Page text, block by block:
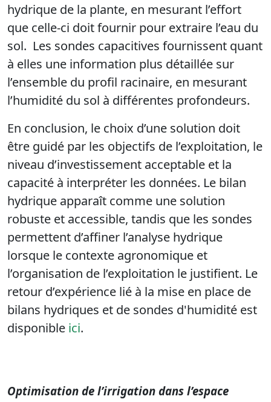
hydrique de la plante, en mesurant l’effort
que celle‑ci doit fournir pour extraire l’eau du
sol. Les sondes capacitives fournissent quant
à elles une information plus détaillée sur
l’ensemble du profil racinaire, en mesurant
l’humidité du sol à différentes profondeurs.
En conclusion, le choix d’une solution doit
être guidé par les objectifs de l’exploitation, le
niveau d’investissement acceptable et la
capacité à interpréter les données. Le bilan
hydrique apparaît comme une solution
robuste et accessible, tandis que les sondes
permettent d’affiner l’analyse hydrique
lorsque le contexte agronomique et
l’organisation de l’exploitation le justifient. Le
retour d’expérience lié à la mise en place de
bilans hydriques et de sondes d'humidité est
disponible ici.
Optimisation de l’irrigation dans l’espace